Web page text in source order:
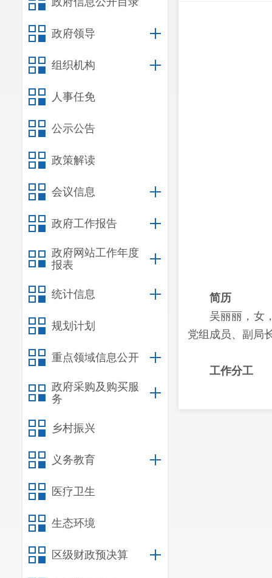
政府领导
组织机构
人事任免
公示公告
政策解读
会议信息
政府工作报告
政府网站工作年度
报表
统计信息
规划计划
重点领域信息公开
政府采购及购买服
务
乡村振兴
义务教育
医疗卫生
生态环境
区级财政预决算
简历
吴丽丽，女
党组成员、副局
工作分工